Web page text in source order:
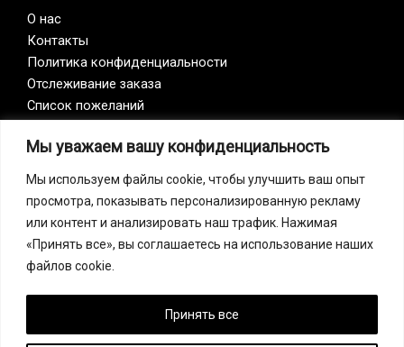
Мы уважаем вашу конфиденциальность
Мы используем файлы cookie, чтобы улучшить ваш опыт
просмотра, показывать персонализированную рекламу
или контент и анализировать наш трафик. Нажимая
«Принять все», вы соглашаетесь на использование наших
файлов cookie.
Принять все
О нас
Контакты
Политика конфиденциальности
Отслеживание заказа
Список пожеланий
Vision Zero
Наша компания является участником инициативы
Vision Zero. Vision Zero — это качественно новый
подход к организации профилактики, объединяющий
три направления – безопасность, гигиену труда и
благополучие работников на всех уровнях